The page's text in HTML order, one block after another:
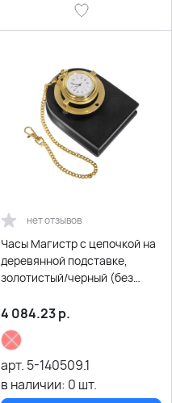
нет отзывов
Часы Магистр с цепочкой на
деревянной подставке,
золотистый/черный (без
4 084.23р.
арт. 5-140509.1
в наличии: 0 шт.